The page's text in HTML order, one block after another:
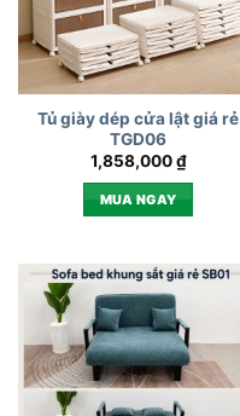
Tủ giày dép cửa lật giá rẻ
TGD06
1,858,000₫
MUA NGAY